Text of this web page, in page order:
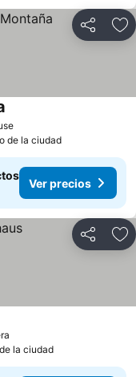
Compartir
de la ciudad
Ver precios
Compartir
la ciudad